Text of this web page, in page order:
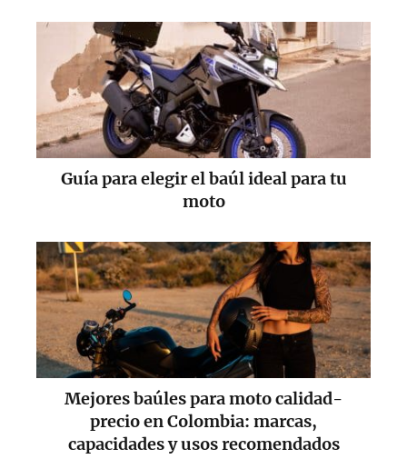
Guía para elegir el baúl ideal para tu
moto
Mejores baúles para moto calidad-
precio en Colombia: marcas,
capacidades y usos recomendados